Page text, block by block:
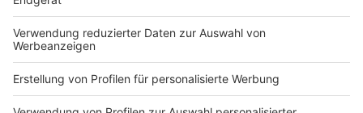
HighRadius beschleunigt Wachstum in
Europa: Führende Unternehmen
implementieren KI-basierte Autonomous
Software zur Transformation ihrer
Finanzbereiche